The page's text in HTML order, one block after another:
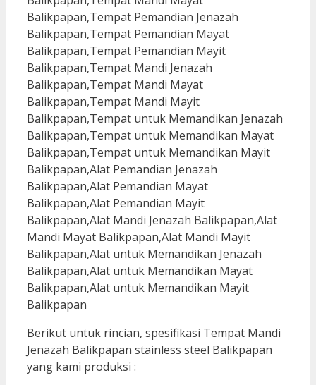
Berikut untuk rincian, spesifikasi Tempat Mandi
Jenazah Balikpapan stainless steel Balikpapan
yang kami produksi :